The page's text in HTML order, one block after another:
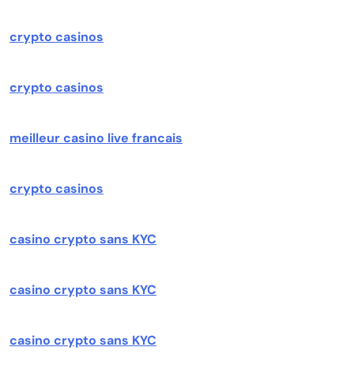
crypto casinos
crypto casinos
meilleur casino live francais
crypto casinos
casino crypto sans KYC
casino crypto sans KYC
casino crypto sans KYC